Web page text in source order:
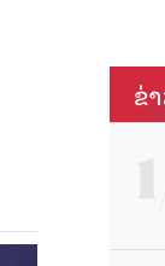
ຂ່